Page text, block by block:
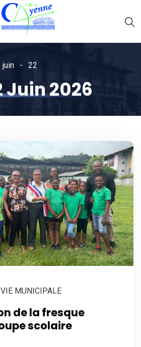
juin 22
Juin 2026
VIE MUNICIPALE
de la fresque
scolaire